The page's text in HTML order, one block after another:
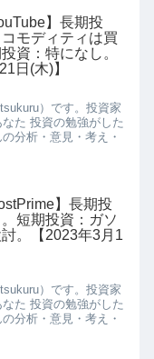
】長期投
モディティは買
資：特になし。
日(木)】
）です。投資家
た 投資の勉強がした
分析・意見・考え・
】長期投
短期投資：ガソ
。【2023年3月1
）です。投資家
た 投資の勉強がした
分析・意見・考え・